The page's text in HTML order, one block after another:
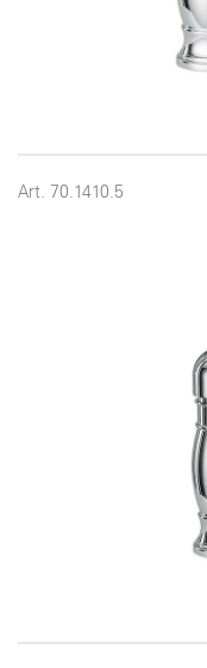
Art. 70.1410.5